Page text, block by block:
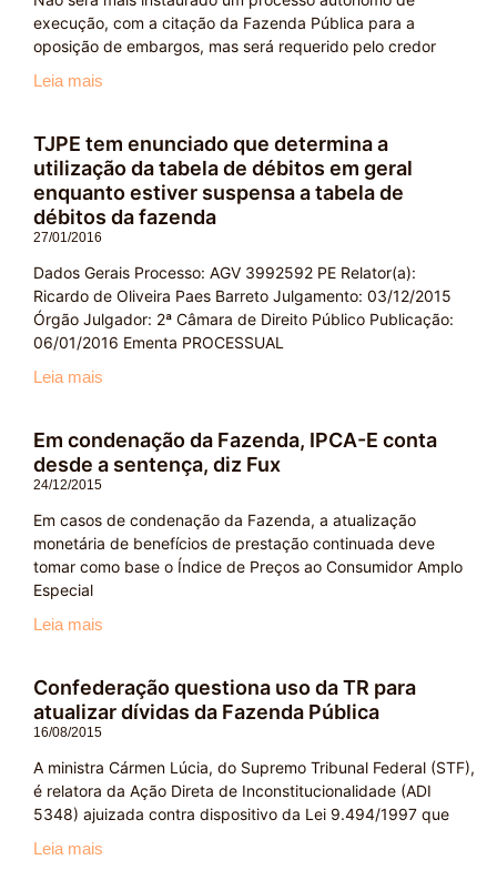
execução, com a citação da Fazenda Pública para a
oposição de embargos, mas será requerido pelo credor
Leia mais
TJPE tem enunciado que determina a
utilização da tabela de débitos em geral
enquanto estiver suspensa a tabela de
débitos da fazenda
27/01/2016
Dados Gerais Processo: AGV 3992592 PE Relator(a):
Ricardo de Oliveira Paes Barreto Julgamento: 03/12/2015
Órgão Julgador: 2ª Câmara de Direito Público Publicação:
06/01/2016 Ementa PROCESSUAL
Leia mais
Em condenação da Fazenda, IPCA-E conta
desde a sentença, diz Fux
24/12/2015
Em casos de condenação da Fazenda, a atualização
monetária de benefícios de prestação continuada deve
tomar como base o Índice de Preços ao Consumidor Amplo
Especial
Leia mais
Confederação questiona uso da TR para
atualizar dívidas da Fazenda Pública
16/08/2015
A ministra Cármen Lúcia, do Supremo Tribunal Federal (STF),
é relatora da Ação Direta de Inconstitucionalidade (ADI
5348) ajuizada contra dispositivo da Lei 9.494/1997 que
Leia mais